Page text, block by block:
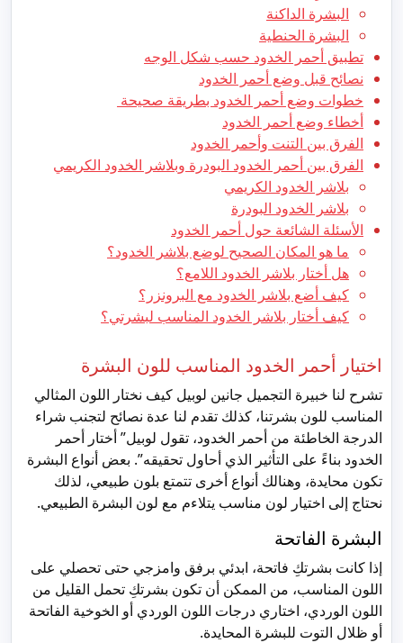
البشرة الداكنة
البشرة الحنطية
تطبيق أحمر الخدود حسب شكل الوجه
نصائح قبل وضع أحمر الخدود
خطوات وضع أحمر الخدود بطريقة صحيحة
أخطاء وضع أحمر الخدود
الفرق بين التنت وأحمر الخدود
الفرق بين أحمر الخدود البودرة وبلاشر الخدود الكريمي
بلاشر الخدود الكريمي
بلاشر الخدود البودرة
الأسئلة الشائعة حول أحمر الخدود
ما هو المكان الصحيح لوضع بلاشر الخدود؟
هل أختار بلاشر الخدود اللامع؟
كيف أضع بلاشر الخدود مع البرونزر؟
كيف أختار بلاشر الخدود المناسب لبشرتي؟
اختيار أحمر الخدود المناسب للون البشرة
تشرح لنا خبيرة التجميل جانين لوبيل كيف نختار اللون المثالي
المناسب للون بشرتنا، كذلك تقدم لنا عدة نصائح لتجنب شراء
الدرجة الخاطئة من أحمر الخدود، تقول لوبيل” أختار أحمر
الخدود بناءً على التأثير الذي أحاول تحقيقه”. بعض أنواع البشرة
تكون محايدة، وهنالك أنواع أخرى تتمتع بلون طبيعي، لذلك
نحتاج إلى اختيار لون مناسب يتلاءم مع لون البشرة الطبيعي.
البشرة الفاتحة
إذا كانت بشرتكِ فاتحة، ابدئي برفق وامزجي حتى تحصلي على
اللون المناسب، من الممكن أن تكون بشرتكِ تحمل القليل من
اللون الوردي، اختاري درجات اللون الوردي أو الخوخية الفاتحة
أو ظلال التوت للبشرة المحايدة.